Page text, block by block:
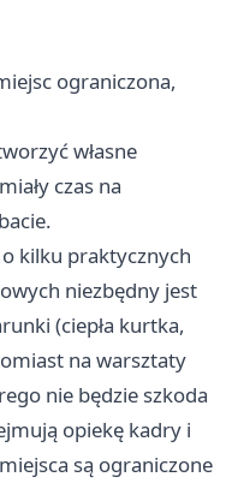
ograniczona,
własne
czas na
kilku praktycznych
niezbędny jest
(ciepła kurtka,
na warsztaty
nie będzie szkoda
opiekę kadry i
są ograniczone